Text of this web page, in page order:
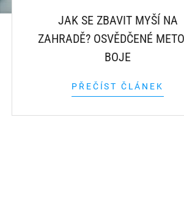
JAK SE ZBAVIT MYŠÍ NA
ZAHRADĚ? OSVĚDČENÉ
BOJE
PŘEČÍST ČLÁNEK